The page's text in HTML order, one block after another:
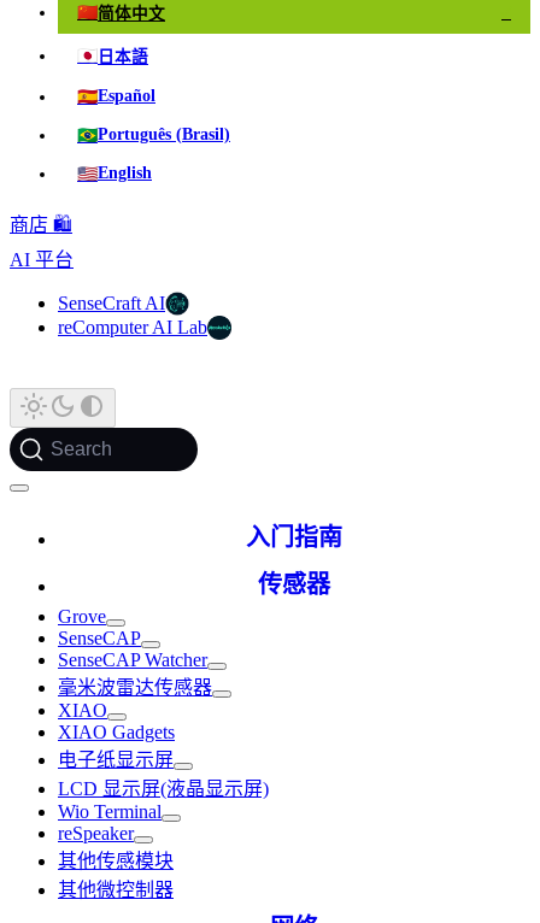
🇨🇳简体中文
🇯🇵 日本語
🇪🇸Español
🇧🇷Português (Brasil)
🇺🇸English
商店 🛍️
AI 平台
SenseCraft AI
reComputer AI Lab
Search
入门指南
传感器
Grove
SenseCAP
SenseCAP Watcher
毫米波雷达传感器
XIAO
XIAO Gadgets
电子纸显示屏
LCD 显示屏(液晶显示屏)
Wio Terminal
reSpeaker
其他传感模块
其他微控制器